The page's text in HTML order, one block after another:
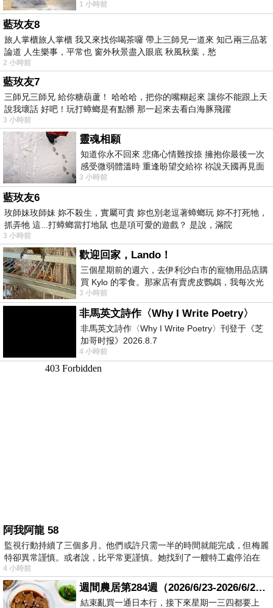
情況下，靠著自我努力工作累積出國基
1 小時前
藍玫友8
旅人掌櫃旅人掌櫃 我又來找你喝茶囉 帶上三師兄一道來 知己兩三品茗
論道 人生樂事，平常也 窗外秋景盡入眼底 秋風秋葉，愁
2 小時前
藍玫友7
三師兄三師兄 給你糖葫蘆！ 哈哈哈，把你的嘴糊起來 讓你不能跟上天
說我壞話 好吧！玩打蟑螂是有點髒 那一起來去看白海豚飛躍
3 小時前
靈魂相願
知道你永不回來 悲痛心情難按捺 擁抱你最後一次
感受微弱體溫時 重逢盼望交給祢 祢說天國再見面
此刻忍淚說別離 他日靈魂再
3 小時前
藍玫友6
玫師妹玫師妹 妳不殺生，實屬可貴 妳也別老逗著蟑螂玩 妳不打死牠，
抓弄牠 這...打蟑螂當打地鼠 也是項可愛的遊戲？ 是說，滿院
3 小時前
歡迎回家，Lando！
三個星期前的週六，去伊利沙白市的寵物用品店購
買 Kylo 的零食。那家店有賣虎皮鸚鵡，我每次光
顧都會去看一下。他們偶爾會引進 C
3 小時前
非馬英文詩作〈Why I Write Poetry〉
非馬英文詩作〈Why I Write Poetry〉刊登于《芝
加哥时报》2026.8.7
4 小時前
阿我阿龍 58
監視行動持續了三個多月。他們或許只需一半的時間就能完成，但梅麗
特卻異常謹慎。或者說，比平常更謹慎。她找到了一艘特工處停泊在
4 小時前
週間農居第284週（2026/6/23-2026/6/24) 夏至 金黃稻浪洋溢豐收喜悅
結束亂買一通日本行，接下來星期一三四都要上